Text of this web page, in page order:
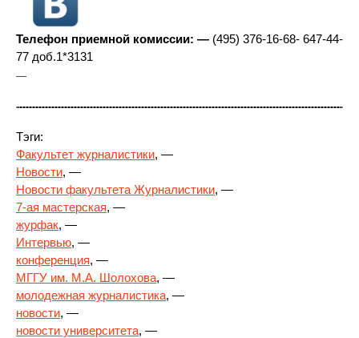
Телефон приемной комиссии: — (495) 376-16-68- 647-44-
77 доб.1*3131
—
Тэги:
Факультет журналистики, —
Новости, —
Новости факультета Журналистики, —
7-ая мастерская, —
журфак, —
Интервью, —
конференция, —
МГГУ им. М.А. Шолохова, —
молодежная журналистика, —
новости, —
новости университета, —